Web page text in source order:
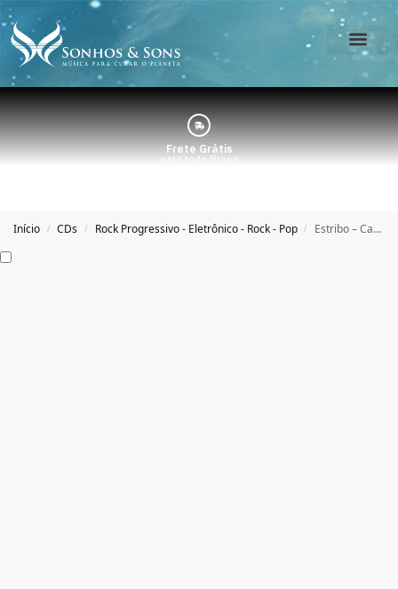
Frete Grátis
para todo Brasil
Início / CDs / Rock Progressivo - Eletrônico - Rock - Pop / Estribo – Cartoon